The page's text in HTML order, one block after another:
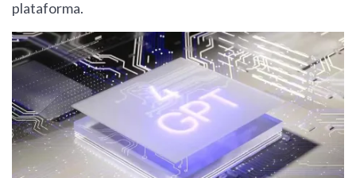
plataforma.